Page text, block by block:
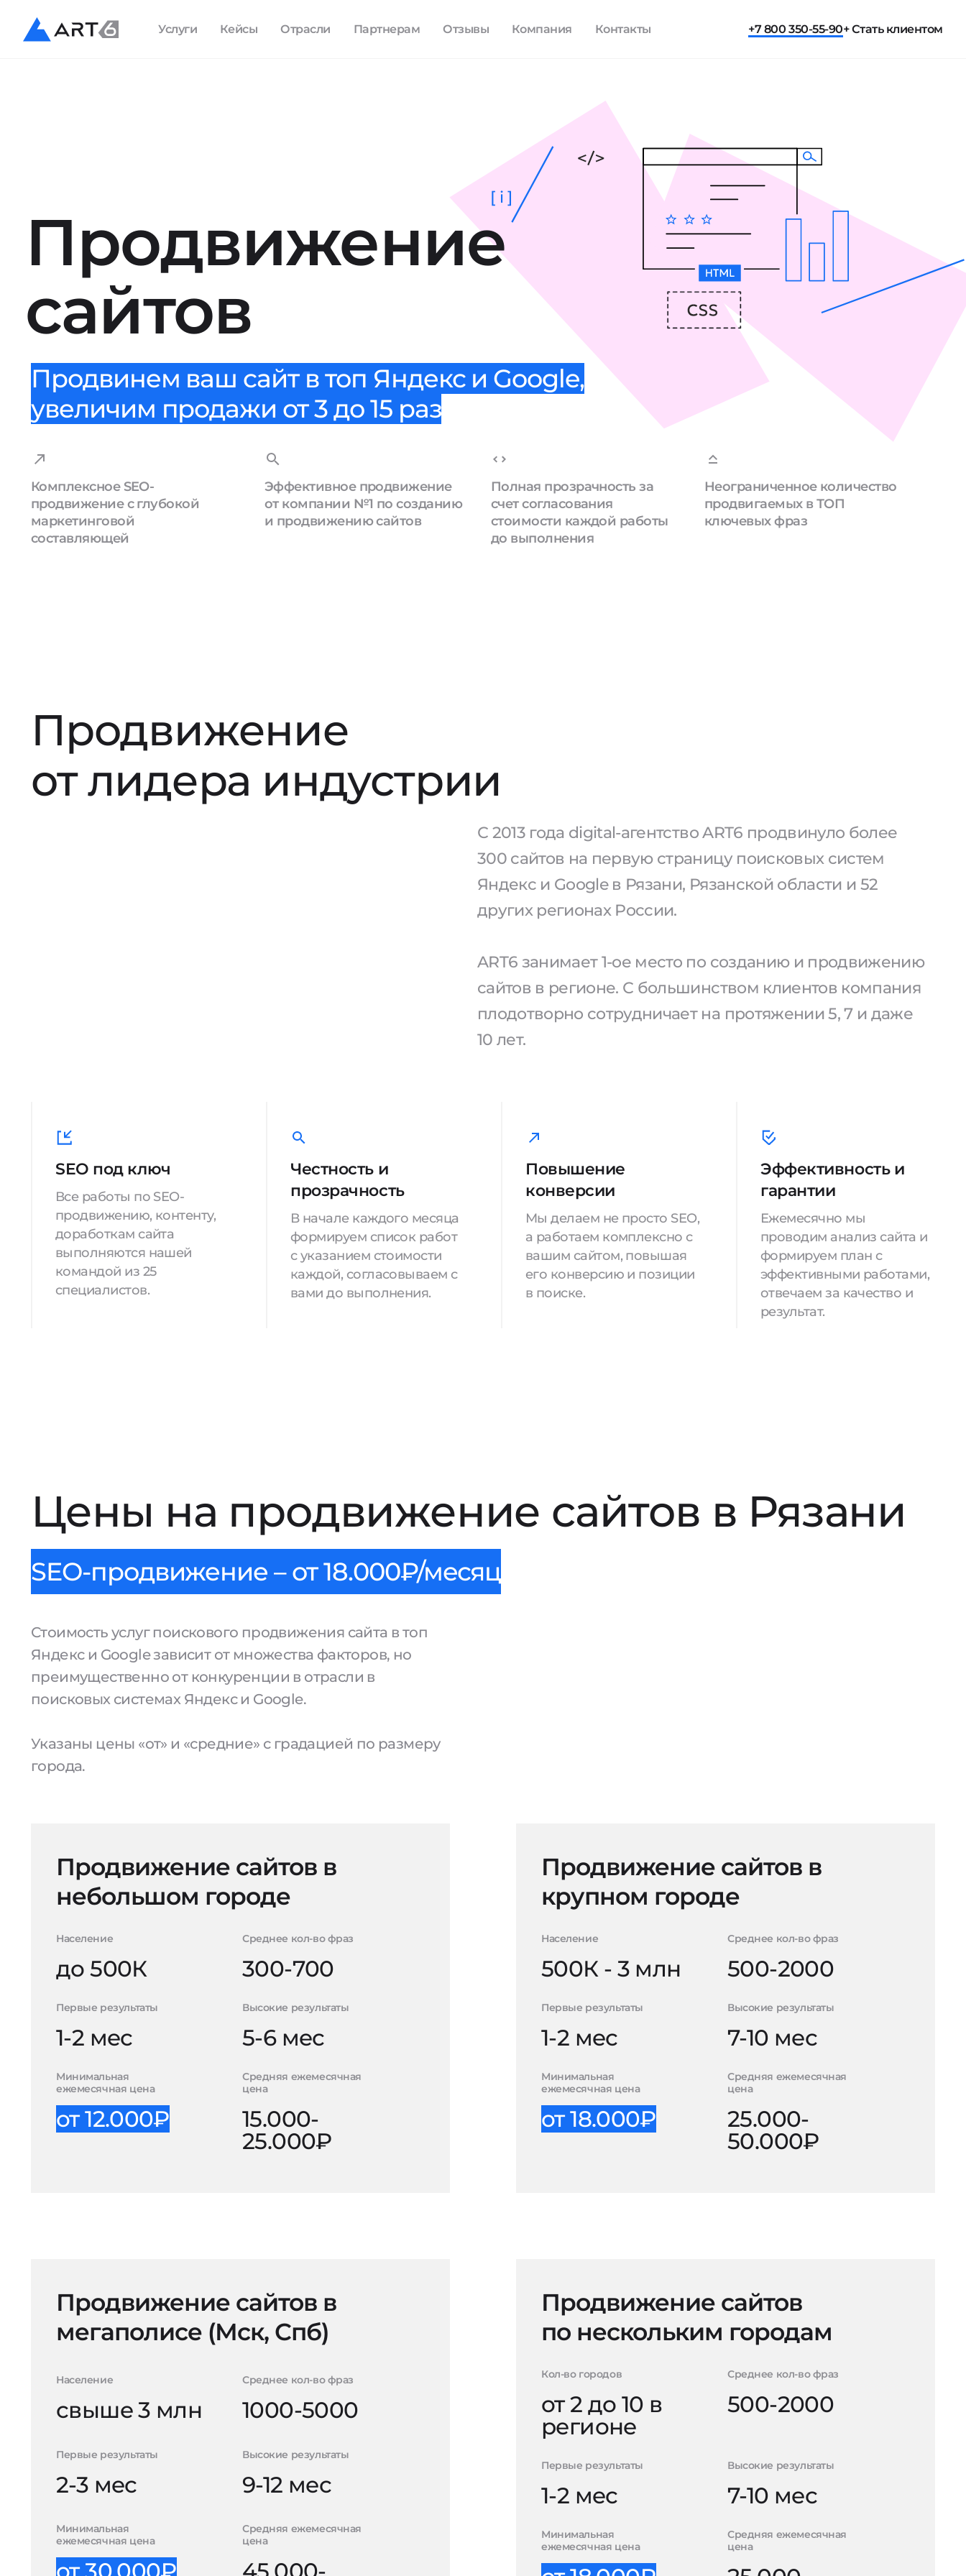
Услуги Кейсы Отрасли Партнерам Отзывы Компания Контакты +7 800 350-55-90+ Стать клиентом
Продвижение
сайтов
[ i ]
Продвинем ваш сайт в топ Яндекс и Google,
увеличим продажи от 3 до 15 раз
Комплексное SEO-
продвижение с глубокой
маркетинговой
составляющей
Эффективное продвижение
от компании №1 по созданию
и продвижению сайтов
Полная прозрачность за
счет согласования
стоимости каждой работы
до выполнения
Неограниченное количество
продвигаемых в ТОП
ключевых фраз
Продвижение
от лидера индустрии
С 2013 года digital-агентство ART6 продвинуло более
300 сайтов на первую страницу поисковых систем
Яндекс и Google в Рязани, Рязанской области и 52
других регионах России.
ART6 занимает 1-ое место по созданию и продвижению
сайтов в регионе. С большинством клиентов компания
плодотворно сотрудничает на протяжении 5, 7 и даже
10 лет.
SEO под ключ
Все работы по SEO-
продвижению, контенту,
доработкам сайта
выполняются нашей
командой из 25
специалистов.
Честность и
прозрачность
В начале каждого месяца
формируем список работ
с указанием стоимости
каждой, согласовываем с
вами до выполнения.
Повышение
конверсии
Мы делаем не просто SEO,
а работаем комплексно с
вашим сайтом, повышая
его конверсию и позиции
в поиске.
Эффективность и
гарантии
Ежемесячно мы
проводим анализ сайта и
формируем план с
эффективными работами,
отвечаем за качество и
результат.
Цены на продвижение сайтов в Рязани
SEO-продвижение – от 18.000₽/месяц
Стоимость услуг поискового продвижения сайта в топ
Яндекс и Google зависит от множества факторов, но
преимущественно от конкуренции в отрасли в
поисковых системах Яндекс и Google.
Указаны цены «от» и «средние» с градацией по размеру
города.
Продвижение сайтов в
небольшом городе
Население
до 500К
Среднее кол-во фраз
300-700
Первые результаты
1-2 мес
Высокие результаты
5-6 мес
Минимальная
ежемесячная цена
от 12.000₽
Средняя ежемесячная
цена
15.000-
25.000₽
Продвижение сайтов в
крупном городе
Население
500К - 3 млн
Среднее кол-во фраз
500-2000
Первые результаты
1-2 мес
Высокие результаты
7-10 мес
Минимальная
ежемесячная цена
от 18.000₽
Средняя ежемесячная
цена
25.000-
50.000₽
Продвижение сайтов в
мегаполисе (Мск, Спб)
Население
свыше 3 млн
Среднее кол-во фраз
1000-5000
Первые результаты
2-3 мес
Высокие результаты
9-12 мес
Минимальная
ежемесячная цена
Средняя ежемесячная
цена
Продвижение сайтов
по нескольким городам
Кол-во городов
от 2 до 10 в
регионе
Среднее кол-во фраз
500-2000
Первые результаты
1-2 мес
Высокие результаты
7-10 мес
Минимальная
ежемесячная цена
Средняя ежемесячная
цена